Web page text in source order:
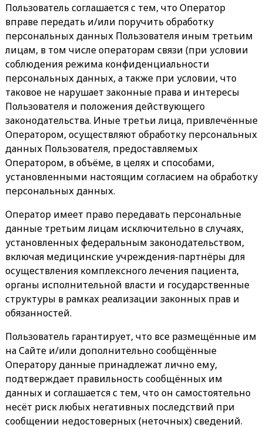
Пользователь соглашается с тем, что Оператор
вправе передать и/или поручить обработку
персональных данных Пользователя иным третьим
лицам, в том числе операторам связи (при условии
соблюдения режима конфиденциальности
персональных данных, а также при условии, что
таковое не нарушает законные права и интересы
Пользователя и положения действующего
законодательства. Иные третьи лица, привлечённые
Оператором, осуществляют обработку персональных
данных Пользователя, предоставляемых
Оператором, в объёме, в целях и способами,
установленными настоящим согласием на обработку
персональных данных.
Оператор имеет право передавать персональные
данные третьим лицам исключительно в случаях,
установленных федеральным законодательством,
включая медицинские учреждения-партнёры для
осуществления комплексного лечения пациента,
органы исполнительной власти и государственные
структуры в рамках реализации законных прав и
обязанностей.
Пользователь гарантирует, что все размещённые им
на Сайте и/или дополнительно сообщённые
Оператору данные принадлежат лично ему,
подтверждает правильность сообщённых им
данных и соглашается с тем, что он самостоятельно
несёт риск любых негативных последствий при
сообщении недостоверных (неточных) сведений.